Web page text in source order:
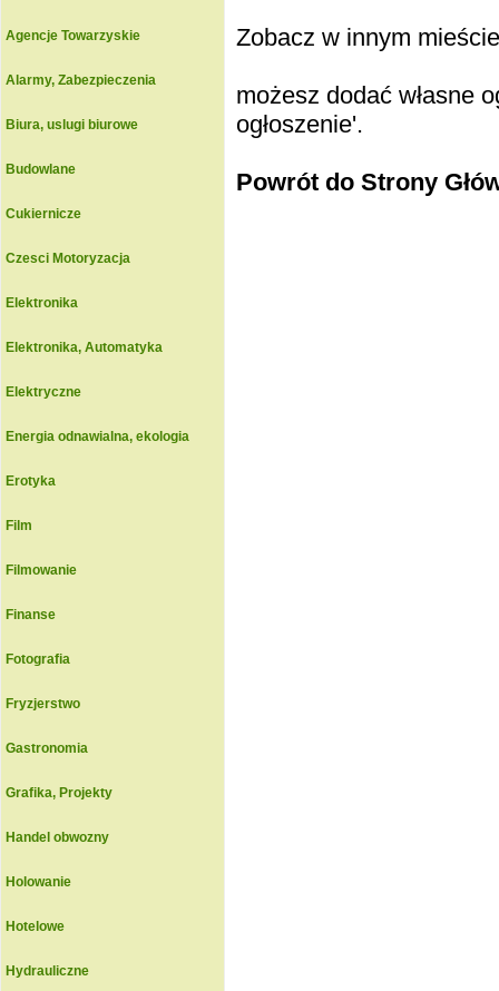
Agencje Towarzyskie
Alarmy, Zabezpieczenia
Biura, uslugi biurowe
Budowlane
Cukiernicze
Czesci Motoryzacja
Elektronika
Elektronika, Automatyka
Elektryczne
Energia odnawialna, ekologia
Erotyka
Film
Filmowanie
Finanse
Fotografia
Fryzjerstwo
Gastronomia
Grafika, Projekty
Handel obwozny
Holowanie
Hotelowe
Hydrauliczne
Zobacz w innym
możesz dodać własne
ogłoszenie'.
Powrót do Strony